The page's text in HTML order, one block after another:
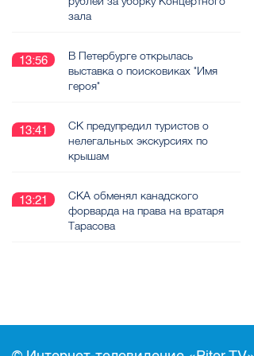
зала
13:56
В Петербурге открылась
выставка о поисковиках "Имя
героя"
13:41
СК предупредил туристов о
нелегальных экскурсиях по
крышам
13:21
СКА обменял канадского
форварда на права на вратаря
Тарасова